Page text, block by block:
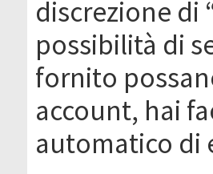
discrezione di
possibilità di
fornito
account, hai
automatico di